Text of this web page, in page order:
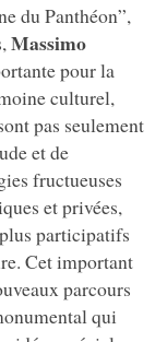
du Panthéon”,
Massimo
pour la
culturel,
pas seulement
et de
fructueuses
et privées,
participatifs
Cet important
parcours
qui